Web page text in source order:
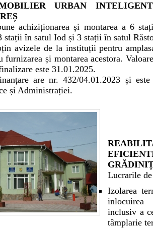
URBAN
achiziționarea și montarea a 6
stații în satul Iod și 3 stații în satul
avizele de la instituții pentru
furnizarea și montarea acestora.
este 31.01.2025.
are nr. 432/04.01.2023 și
și Administrației.
Lucrarile
Izolarea
inlocuirea
inclusiv a
tâmplarie